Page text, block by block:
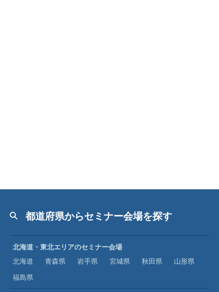
都道府県からセミナー会場を探す
北海道・東北エリアのセミナー会場
北海道
青森県 岩手県 宮城県 秋田県
山形県
福島県